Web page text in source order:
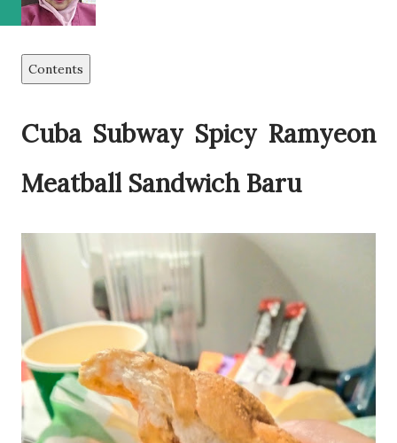
Contents
Cuba Subway Spicy Ramyeon
Meatball Sandwich Baru